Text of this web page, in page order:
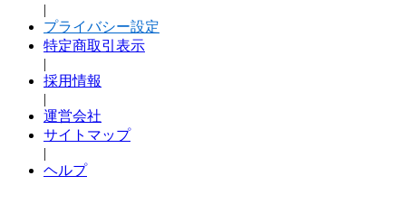
|
プライバシー設定
特定商取引表示
|
採用情報
|
運営会社
サイトマップ
|
ヘルプ